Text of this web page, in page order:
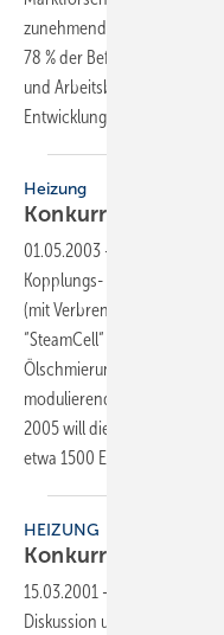
zunehmende
78 % der Befragten
und Arbeitsbereiche. Rund
Entwicklung...
Heizung
Konkurrenz für die
01.05.2003 -
Kopplungs- Technologie,
(mit Verbrennungsmotor) in
“SteamCell“ ist ein
Ölschmierung auskommt.
modulierend von 2 bis 25
2005 will die Enginion AG
etwa 1500 Euro/kWel auf den
HEIZUNG
Konkurrenz für das
15.03.2001 -
Diskussion um die